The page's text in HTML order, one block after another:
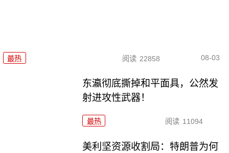
最热 阅读 22858 08-03
东瀛彻底撕掉和平面具，公然发
射进攻性武器！
最热 阅读 11094
美利坚资源收割局：特朗普为何